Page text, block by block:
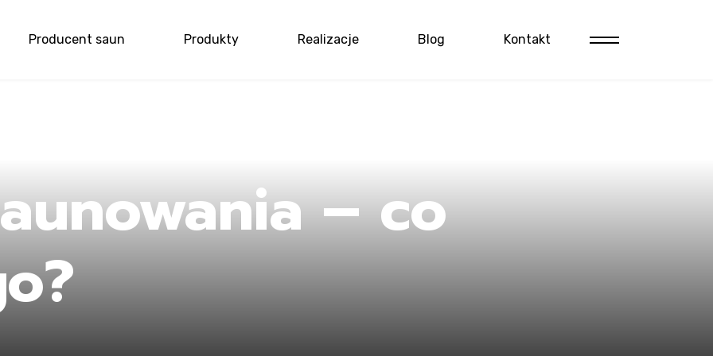
Producent saun Produkty Realizacje Blog Kontakt
– co